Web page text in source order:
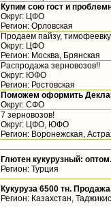
Купим сою гост и
Округ: ЦФО
Регион: Орловская
Продаем пайзу,
Округ: ЦФО
Регион: Москва, Брянская
Распродажа зерновозов!!
Округ: ЮФО
Регион: Ростовская
Поможем оформить
Округ: СФО
7 зерновозов!
Округ: ЦФО, ЮФО
Регион: Воронежская,
Глютен кукурузный: оптом.
Регион: Турция
Кукуруза 6500 тн.
Регион: Казахстан,